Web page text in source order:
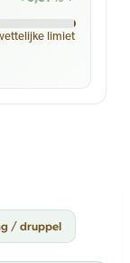
limiet
/ druppel